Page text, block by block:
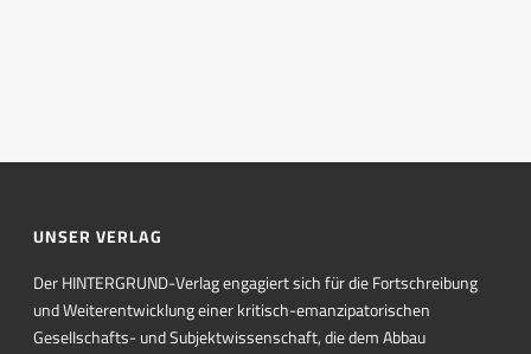
UNSER VERLAG
Der HINTERGRUND-Verlag engagiert sich für die Fortschreibung
und Weiterentwicklung einer kritisch-emanzipatorischen
Gesellschafts- und Subjektwissenschaft, die dem Abbau